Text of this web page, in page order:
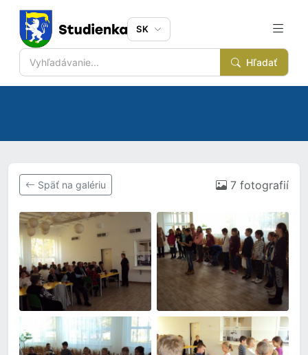
Hľadať
SK
Späť na galériu 7 fotografií